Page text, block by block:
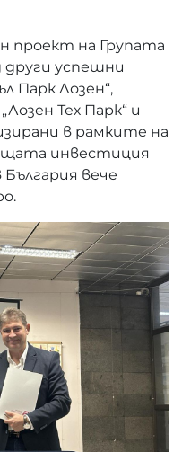
проект на Групата
други успешни
Парк Лозен“,
Тех Парк“ и
в рамките на
инвестиция
вече